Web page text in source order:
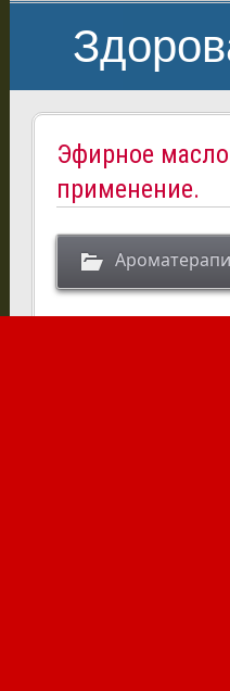
Эфирное
применение.